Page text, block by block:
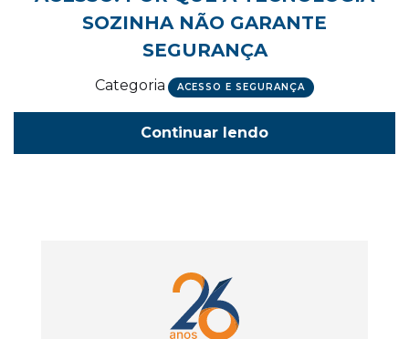
SOZINHA NÃO GARANTE
SEGURANÇA
Categoria ACESSO E SEGURANÇA
Continuar lendo